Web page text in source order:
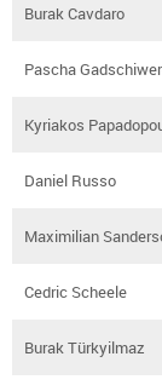
Burak Cavdaro
Pascha
Kyriakos
Daniel Russo
Maximilian
Cedric Scheele
Burak Türkyilmaz